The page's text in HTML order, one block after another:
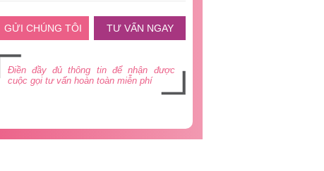
GỬI CHÚNG TÔI TƯ VẤN NGAY
Điền đầy đủ thông tin để nhận được
cuộc gọi tư vấn hoàn toàn miễn phí